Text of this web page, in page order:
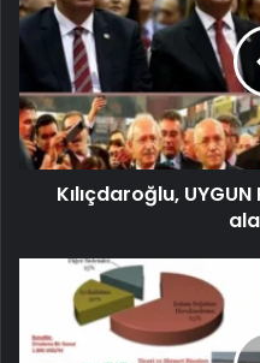
Kılıçdaroğlu,